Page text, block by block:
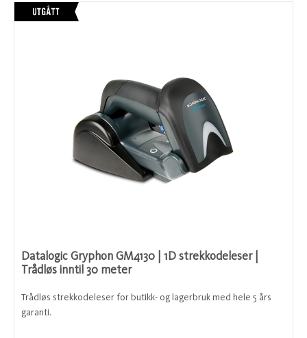
Datalogic Gryphon GM4130 | 1D strekkodeleser |
Trådløs inntil 30 meter
Trådløs strekkodeleser for butikk- og lagerbruk med hele 5 års
garanti.